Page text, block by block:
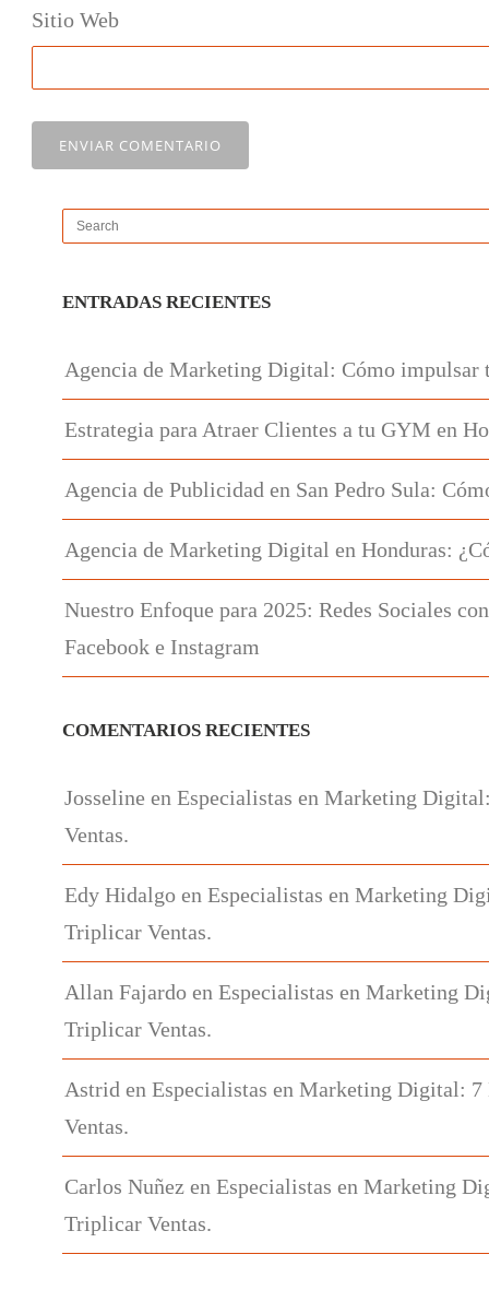
Sitio Web
ENTRADAS RECIENTES
Agencia de Marketing Digital: Cómo impulsar
Estrategia para Atraer Clientes a tu GYM en
Agencia de Publicidad en San Pedro Sula:
Agencia de Marketing Digital en Honduras:
Nuestro Enfoque para 2025: Redes Sociales
Facebook e Instagram
COMENTARIOS RECIENTES
Josseline enEspecialistas en Marketing
Ventas.
Edy Hidalgo enEspecialistas en Marketing
Triplicar Ventas.
Allan Fajardo enEspecialistas en Marketing
Triplicar Ventas.
Astrid enEspecialistas en Marketing Digital:
Ventas.
Carlos Nuñez enEspecialistas en Marketing
Triplicar Ventas.